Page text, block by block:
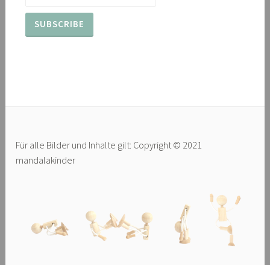
Für alle Bilder und Inhalte gilt: Copyright © 2021
mandalakinder